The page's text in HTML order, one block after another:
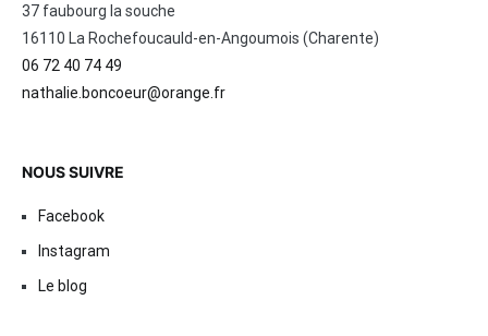
37 faubourg la souche
16110 La Rochefoucauld-en-Angoumois (Charente)
06 72 40 74 49
nathalie.boncoeur@orange.fr
NOUS SUIVRE
Facebook
Instagram
Le blog